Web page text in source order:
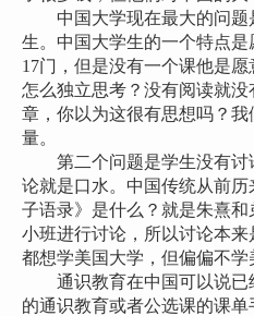
中国大学现在最大的问题
生。中国大学生的一个特点是
17门，但是没有一个课他是
怎么独立思考？没有阅读就
章，你以为这很有思想吗？
量。
第二个问题是学生没有讨
论就是口水。中国传统从前
子语录》是什么？就是朱熹
小班进行讨论，所以讨论本
都想学美国大学，但偏偏不学
通识教育在中国可以说已
的通识教育或者公选课的课